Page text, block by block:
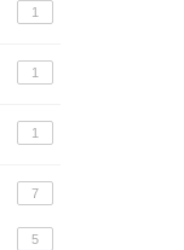
1
1
1
7
5